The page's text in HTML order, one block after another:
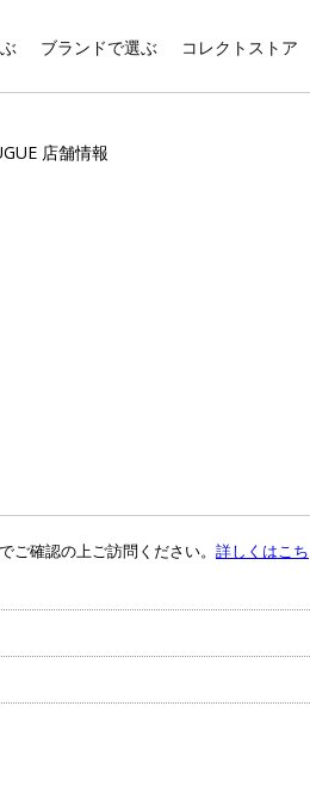
ブランドで選ぶ コレクトストア
店舗情報
確認の上ご訪問ください。 詳しくはこち